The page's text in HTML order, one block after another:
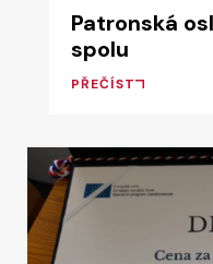
Patronská
spolu
PŘEČÍST